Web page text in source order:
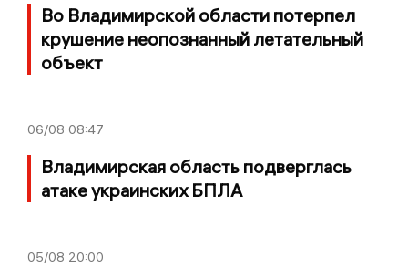
Во Владимирской области потерпел
крушение неопознанный летательный
объект
06/08 08:47
Владимирская область подверглась
атаке украинских БПЛА
05/08 20:00